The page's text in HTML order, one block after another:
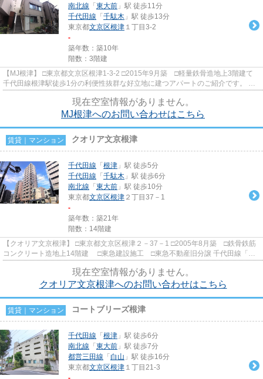
南北線 「 東大前 」駅 徒歩11分
千代田線 「 千駄木 」駅 徒歩13分
東京都文京区根津 １丁目3-2
-
築年数：築10年
階数：3階建
【MJ根津】 □東京都文京区根津1-3-2 □2015年9月築 □軽量鉄骨造地上3階建て
千代田線根津駅徒歩1分の利便性抜群な好立地に建つアパートのご紹介です。 連
現在空室情報がありません。
MJ根津へのお問い合わせはこちら
賃貸｜マンション クオリア文京根津
千代田線 「 根津 」駅 徒歩5分
千代田線 「 千駄木 」駅 徒歩6分
南北線 「 東大前 」駅 徒歩10分
東京都文京区根津 ２丁目37－1
-
築年数：築21年
階数：14階建
【クオリア文京根津】 □東京都文京区根津２－37－1 □2005年8月築 □鉄骨鉄筋
コンクリート造地上14階建 □東急建設施工 □東急不動産旧分譲 千代田線「根
現在空室情報がありません。
クオリア文京根津へのお問い合わせはこちら
賃貸｜マンション コートブリーズ根津
千代田線 「 根津 」駅 徒歩6分
南北線 「 東大前 」駅 徒歩7分
都営三田線 「 白山 」駅 徒歩16分
東京都文京区根津 １丁目21-3